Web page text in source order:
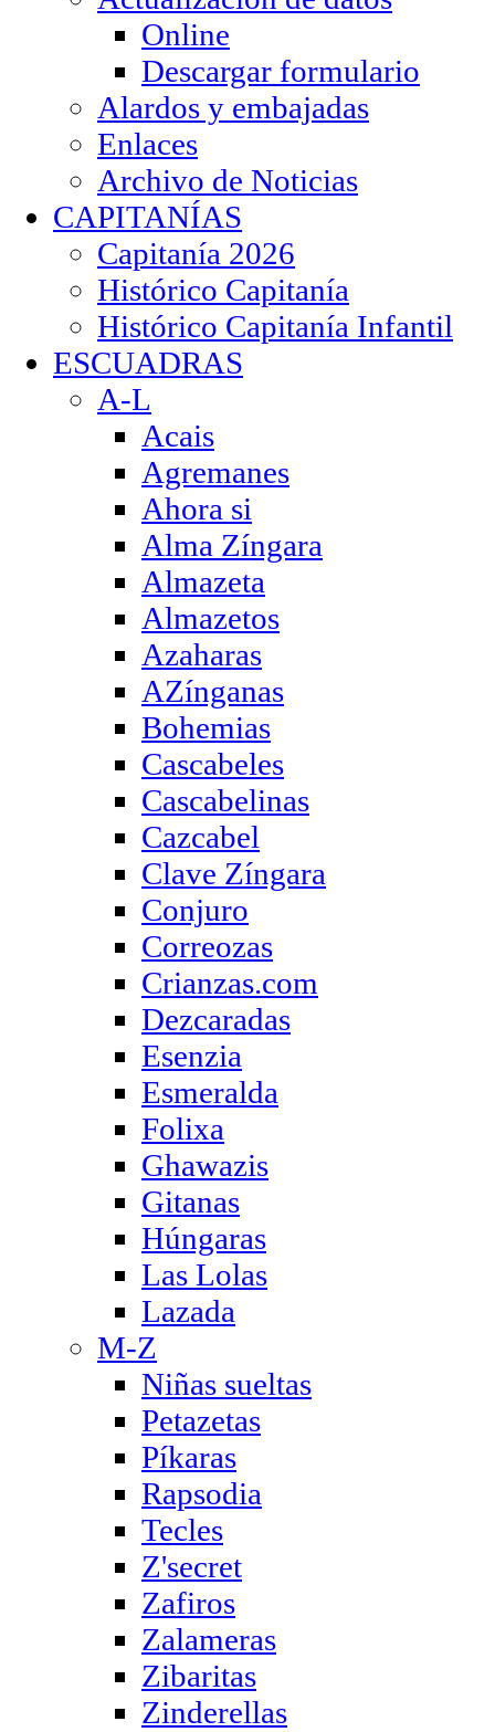
Online
Descargar formulario
Alardos y embajadas
Enlaces
Archivo de Noticias
CAPITANÍAS
Capitanía 2026
Histórico Capitanía
Histórico Capitanía Infantil
ESCUADRAS
A-L
Acais
Agremanes
Ahora si
Alma Zíngara
Almazeta
Almazetos
Azaharas
AZínganas
Bohemias
Cascabeles
Cascabelinas
Cazcabel
Clave Zíngara
Conjuro
Correozas
Crianzas.com
Dezcaradas
Esenzia
Esmeralda
Folixa
Ghawazis
Gitanas
Húngaras
Las Lolas
Lazada
M-Z
Niñas sueltas
Petazetas
Píkaras
Rapsodia
Tecles
Z'secret
Zafiros
Zalameras
Zibaritas
Zinderellas